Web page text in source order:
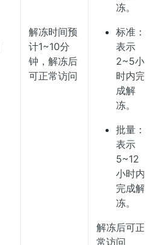
解冻时间预
计1~10分
钟，解冻后
可正常访问
冻。
标准：
表示
2~5小
时内完
成解
冻。
批量：
表示
5~12
小时内
完成解
冻。
解冻后可正
常访问